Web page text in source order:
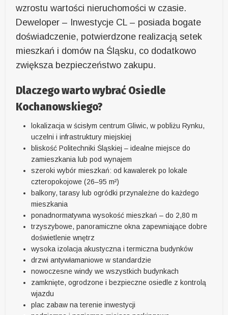
wzrostu wartości nieruchomości w czasie.
Deweloper – Inwestycje CL – posiada bogate
doświadczenie, potwierdzone realizacją setek
mieszkań i domów na Śląsku, co dodatkowo
zwiększa bezpieczeństwo zakupu.
Dlaczego warto wybrać Osiedle
Kochanowskiego?
lokalizacja w ścisłym centrum Gliwic, w pobliżu Rynku,
uczelni i infrastruktury miejskiej
bliskość Politechniki Śląskiej – idealne miejsce do
zamieszkania lub pod wynajem
szeroki wybór mieszkań: od kawalerek po lokale
czteropokojowe (26–95 m²)
balkony, tarasy lub ogródki przynależne do każdego
mieszkania
ponadnormatywna wysokość mieszkań – do 2,80 m
trzyszybowe, panoramiczne okna zapewniające dobre
doświetlenie wnętrz
wysoka izolacja akustyczna i termiczna budynków
drzwi antywłamaniowe w standardzie
nowoczesne windy we wszystkich budynkach
zamknięte, ogrodzone i bezpieczne osiedle z kontrolą
wjazdu
plac zabaw na terenie inwestycji